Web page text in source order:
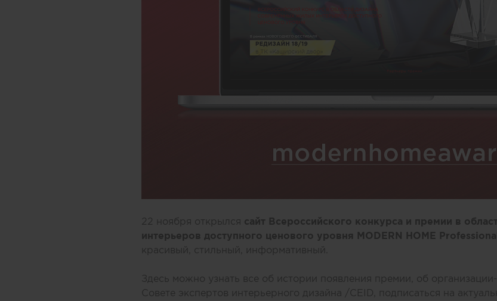
22 ноября открылся сайт Всероссийского конкурса и премии в
интерьеров доступного ценового уровня MODERN HOME
красивый, стильный, информативный.
Здесь можно узнать все об истории появления премии, об
Совете экспертов интерьерного дизайна /CEID, подписаться на